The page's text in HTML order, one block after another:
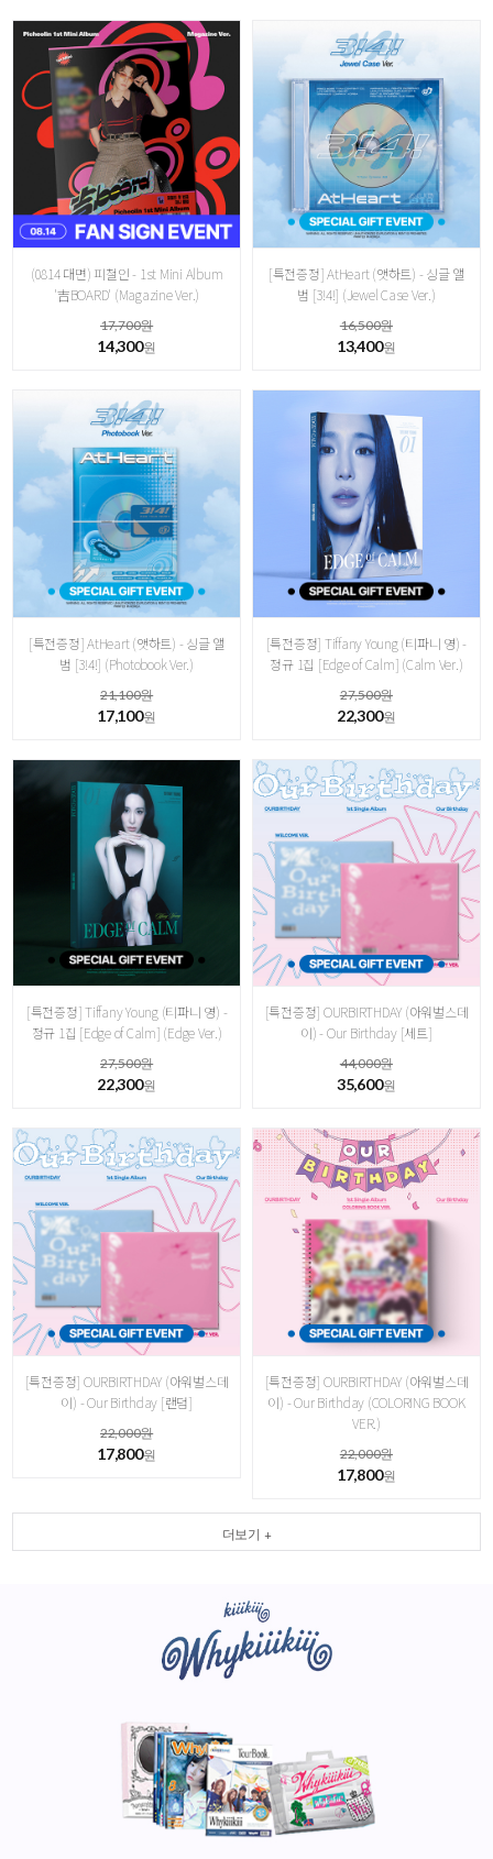
(0814 대면) 피철인 - 1st Mini Album
'吉BOARD' (Magazine Ver.)
17,700원
14,300원
[특전증정] AtHeart (앳하트) - 싱글 앨
범 [3!4!] (Jewel Case Ver.)
16,500원
13,400원
[특전증정] AtHeart (앳하트) - 싱글 앨
범 [3!4!] (Photobook Ver.)
21,100원
17,100원
[특전증정] Tiffany Young (티파니 영) -
정규 1집 [ Edge of Calm] ( Calm Ver.)
27,500원
22,300원
[특전증정] Tiffany Young (티파니 영) -
정규 1집 [ Edge of Calm] (Edge Ver.)
27,500원
22,300원
[특전증정] OURBIRTHDAY (아워벌스데
이) - Our Birthday [세트]
44,000원
35,600원
[특전증정] OURBIRTHDAY (아워벌스데
이) - Our Birthday [랜덤]
22,000원
17,800원
[특전증정] OURBIRTHDAY (아워벌스데
이) - Our Birthday (COLORING BOOK
VER.)
22,000원
17,800원
더보기 +